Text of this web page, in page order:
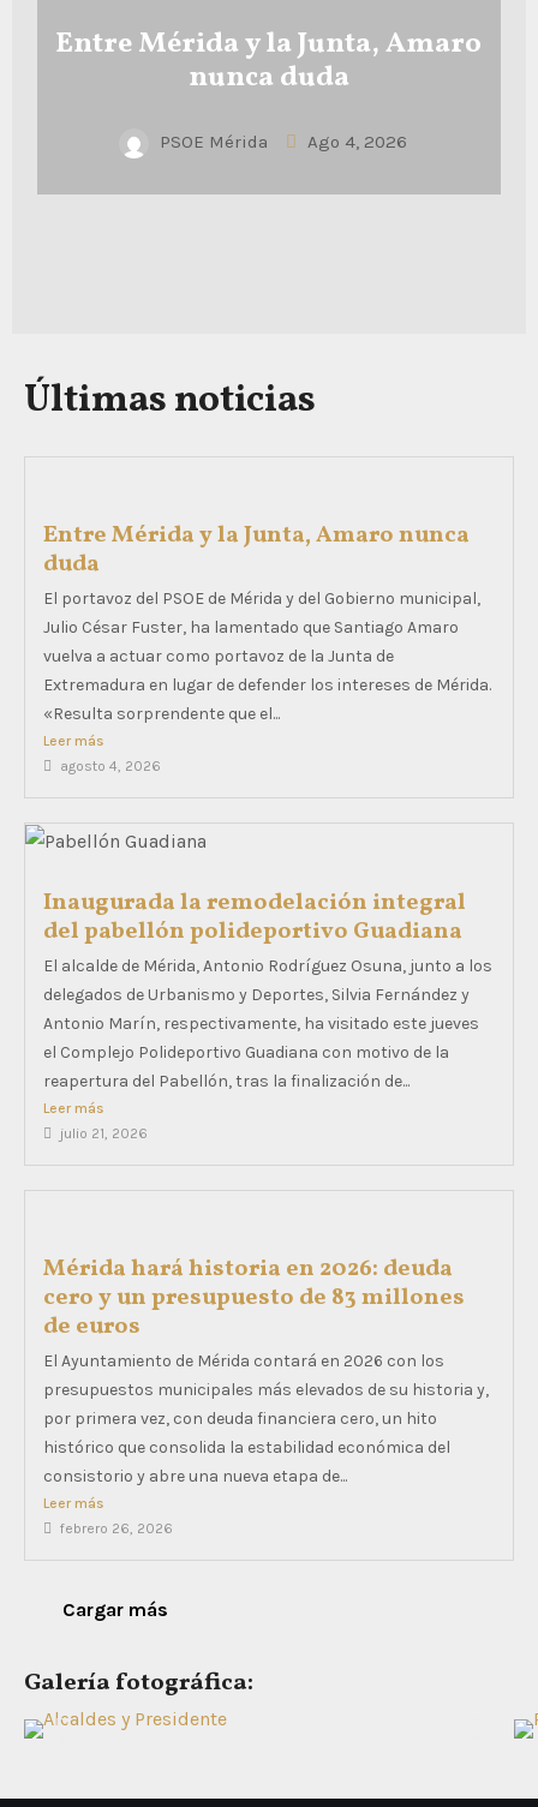
Entre Mérida y la Junta, Amaro
nunca duda
PSOE Mérida Ago 4, 2026
Últimas noticias
Entre Mérida y la Junta, Amaro nunca
duda
El portavoz del PSOE de Mérida y del Gobierno municipal,
Julio César Fuster, ha lamentado que Santiago Amaro
vuelva a actuar como portavoz de la Junta de
Extremadura en lugar de defender los intereses de Mérida.
«Resulta sorprendente que el...
Leer más
agosto 4, 2026
Inaugurada la remodelación integral
del pabellón polideportivo Guadiana
El alcalde de Mérida, Antonio Rodríguez Osuna, junto a los
delegados de Urbanismo y Deportes, Silvia Fernández y
Antonio Marín, respectivamente, ha visitado este jueves
el Complejo Polideportivo Guadiana con motivo de la
reapertura del Pabellón, tras la finalización de...
Leer más
julio 21, 2026
Mérida hará historia en 2026: deuda
cero y un presupuesto de 83 millones
de euros
El Ayuntamiento de Mérida contará en 2026 con los
presupuestos municipales más elevados de su historia y,
por primera vez, con deuda financiera cero, un hito
histórico que consolida la estabilidad económica del
consistorio y abre una nueva etapa de...
Leer más
febrero 26, 2026
Cargar más
Galería fotográfica: